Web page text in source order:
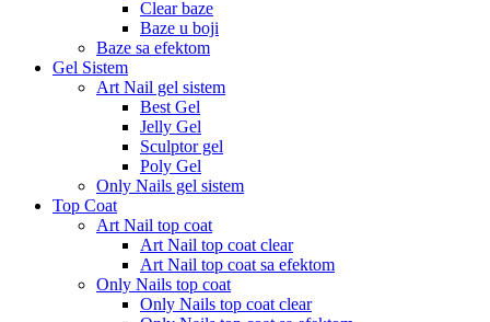
Clear baze
Baze u boji
Baze sa efektom
Gel Sistem
Art Nail gel sistem
Best Gel
Jelly Gel
Sculptor gel
Poly Gel
Only Nails gel sistem
Top Coat
Art Nail top coat
Art Nail top coat clear
Art Nail top coat sa efektom
Only Nails top coat
Only Nails top coat clear